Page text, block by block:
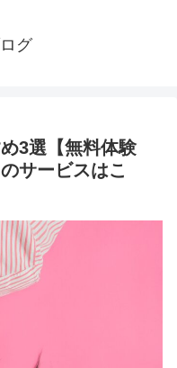
グ
3選【無料体験
サービスはこ